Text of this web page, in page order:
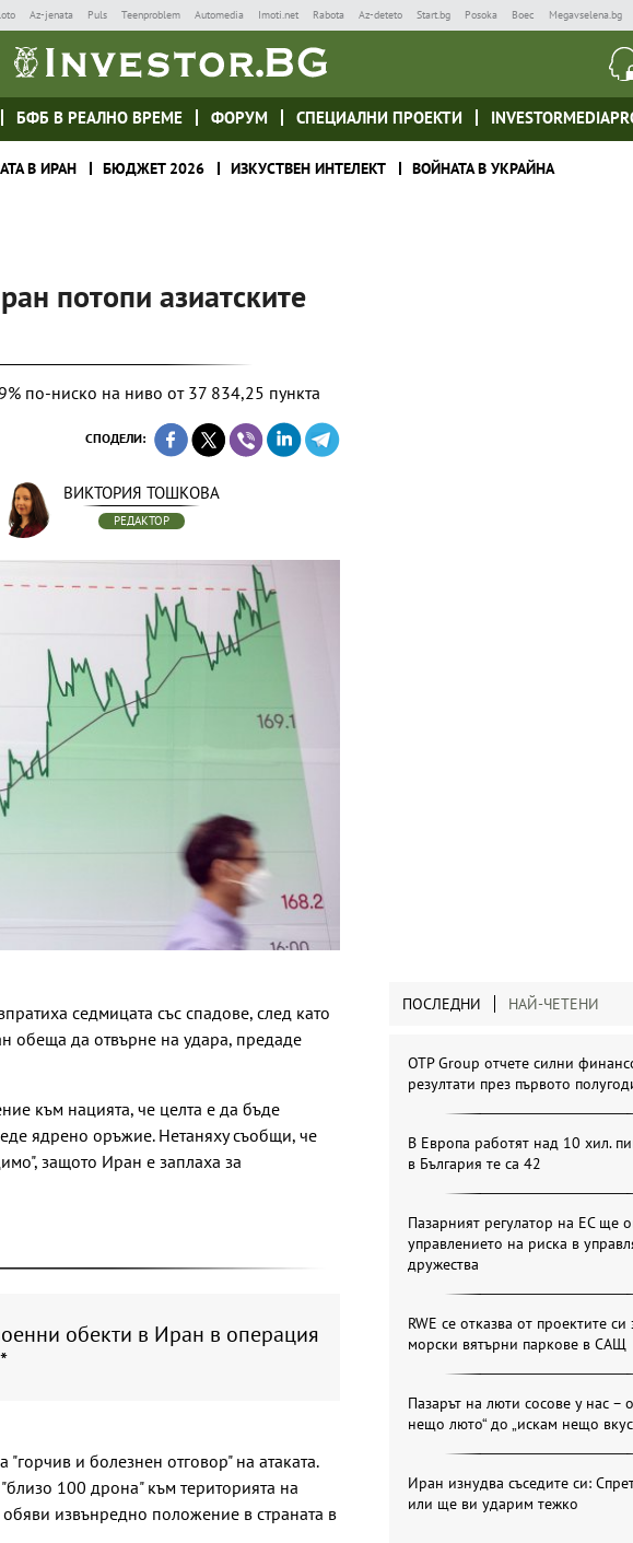
Az-jenata Puls Teenproblem Automedia Imoti.net Rabota Az-deteto Start.bg Posoka Boec Megavselena.bg
БФБ В РЕАЛНО ВРЕМЕ ФОРУМ СПЕЦИАЛНИ ПРОЕКТИ
В ИРАН БЮДЖЕТ 2026 ИЗКУСТВЕН ИНТЕЛЕКТ ВОЙНАТА В УКРАЙНА
потопи азиатските
по-ниско на ниво от 37 834,25 пункта
СПОДЕЛИ:
ВИКТОРИЯ ТОШКОВА
РЕДАКТОР
седмицата със спадове, след като
обеща да отвърне на удара, предаде
към нацията, че целта е да бъде
ядрено оръжие. Нетаняху съобщи, че
защото Иран е заплаха за
обекти в Иран в операция
и болезнен отговор" на атаката.
100 дрона" към територията на
извънредно положение в страната в
ПОСЛЕДНИ НАЙ-ЧЕТЕНИ
OTP Group отчете силни
резултати през първото
В Европа работят над 10 хил.
в България те са 42
Пазарният регулатор на ЕС ще
управлението на риска в
дружества
RWE се отказва от проектите си
морски вятърни паркове в САЩ
Пазарът на люти сосове у нас –
нещо люто“ до „искам нещо
Иран изнудва съседите си:
или ще ви ударим тежко